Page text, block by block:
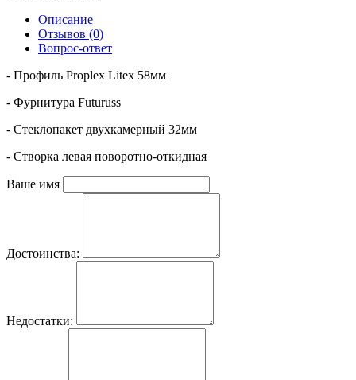
Описание
Отзывов (0)
Вопрос-ответ
- Профиль Proplex Litex 58мм
- Фурнитура Futuruss
- Стеклопакет двухкамерный 32мм
- Створка левая поворотно-откидная
Ваше имя
Достоинства:
Недостатки: